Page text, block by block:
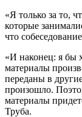
«Я только за то,
которые
что
«И наконец: я бы
материалы
переданы в
произошло.
материалы
Труба.